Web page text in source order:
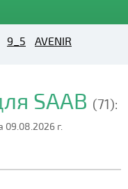
9_5 AVENIR
SAAB (71):
09.08.2026 г.